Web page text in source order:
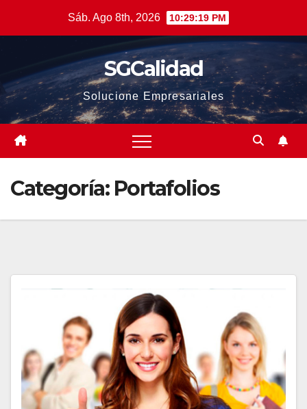
Sáb. Ago 8th, 2026 10:29:20 PM
SGCalidad
Solucione Empresariales
Categoría: Portafolios